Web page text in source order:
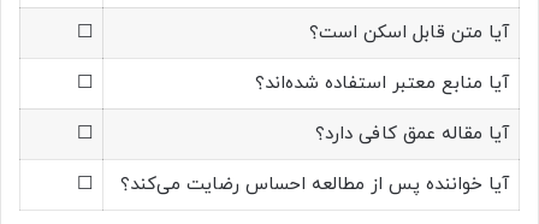
آیا متن قابل اسکن است؟
☐
آیا منابع معتبر استفاده شده‌اند؟
☐
آیا مقاله عمق کافی دارد؟
☐
آیا خواننده پس از مطالعه احساس رضایت می‌کند؟
☐